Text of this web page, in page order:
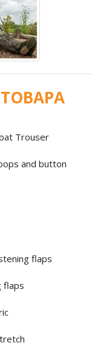
Trouser
and button
flaps
flaps